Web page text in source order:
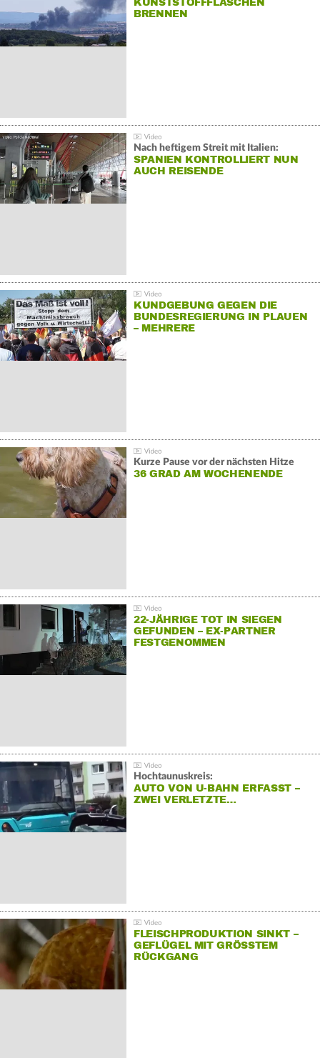
KUNSTSTOFFFLASCHEN
BRENNEN
Nach heftigem Streit mit Italien:
SPANIEN KONTROLLIERT NUN
AUCH REISENDE
KUNDGEBUNG GEGEN DIE
BUNDESREGIERUNG IN PLAUEN
– MEHRERE
Kurze Pause vor der nächsten Hitze
36 GRAD AM WOCHENENDE
22-JÄHRIGE TOT IN SIEGEN
GEFUNDEN – EX-PARTNER
FESTGENOMMEN
Hochtaunuskreis:
AUTO VON U-BAHN ERFASST –
ZWEI VERLETZTE…
FLEISCHPRODUKTION SINKT –
GEFLÜGEL MIT GRÖSSTEM R
ÜCKGANG